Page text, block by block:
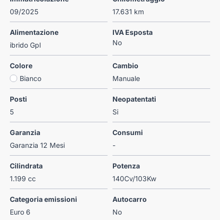
09/2025
17.631 km
Alimentazione
ibrido Gpl
IVA Esposta
No
Colore
Bianco
Cambio
Manuale
Posti
5
Neopatentati
Si
Garanzia
Garanzia 12 Mesi
Consumi
-
Cilindrata
1.199 cc
Potenza
140Cv/103Kw
Categoria emissioni
Euro 6
Autocarro
No